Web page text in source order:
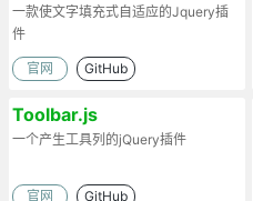
一款使文字填充式自适应的Jquery插
件
官网 GitHub
Toolbar.js
一个产生工具列的jQuery插件
官网 GitHub